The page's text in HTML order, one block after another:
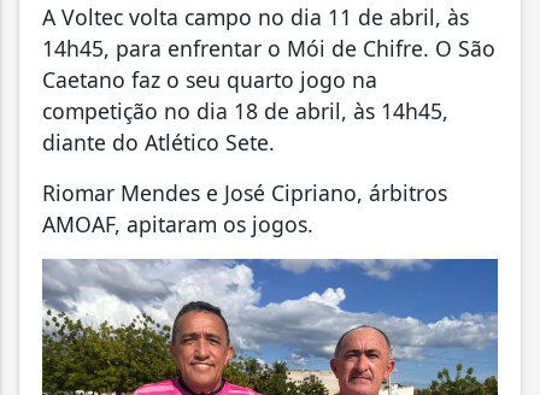
A Voltec volta campo no dia 11 de abril, às
14h45, para enfrentar o Mói de Chifre. O São
Caetano faz o seu quarto jogo na
competição no dia 18 de abril, às 14h45,
diante do Atlético Sete.
Riomar Mendes e José Cipriano, árbitros
AMOAF, apitaram os jogos.